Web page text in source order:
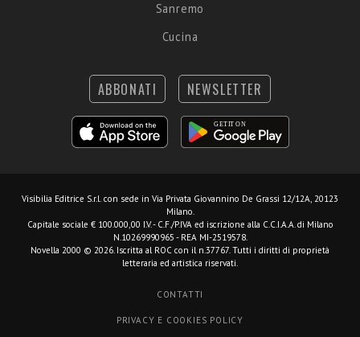
Sanremo
Cucina
ABBONATI NEWSLETTER
Visibilia Editrice S.r.l. con sede in Via Privata Giovannino De Grassi 12/12A, 20123
Milano.
Capitale sociale € 100.000,00 I.V. - C.F./P.IVA ed iscrizione alla C.C.I.A.A. di Milano
N.10269990965 - REA MI-2519578.
Novella 2000 © 2026. Iscritta al ROC con il n.37767. Tutti i diritti di proprietà
letteraria ed artistica riservati.
CONTATTI
PRIVACY E COOKIES POLICY